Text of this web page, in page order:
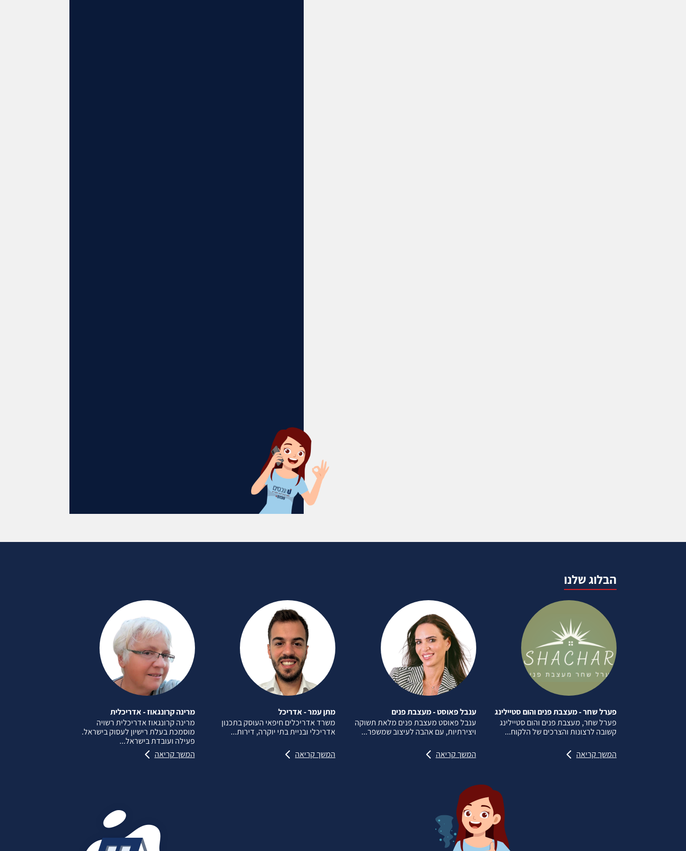
הבלוג שלנו
פערל שחר - מעצבת פנים והום סטיילינג
פערל שחר, מעצבת פנים והום סטיילינג
קשובה לרצונות והצרכים של הלקוח...
המשך קריאה
ענבל פאוסט - מעצבת פנים
ענבל פאוסט מעצבת פנים מלאת תשוקה
ויצירתיות, עם אהבה לעיצוב שמשפר...
המשך קריאה
מתן עמר - אדריכל
משרד אדריכלים חיפאי העוסק בתכנון
אדריכלי ובניית בתי יוקרה, דירות...
המשך קריאה
מרינה קרונגאוז - אדריכלית
מרינה קרונגאוז אדריכלית רשויה
מוסמכת בעלת רישיון לעסוק בישראל.
פעילה ועובדת בישראל...
המשך קריאה